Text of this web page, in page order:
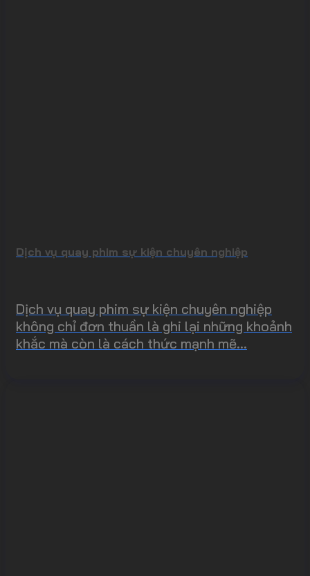
Dịch vụ quay phim sự kiện chuyên nghiệp
Dịch vụ quay phim sự kiện chuyên nghiệp
không chỉ đơn thuần là ghi lại những khoảnh
khắc mà còn là cách thức mạnh mẽ...